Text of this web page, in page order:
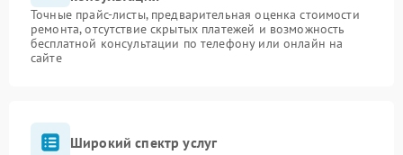
Точные прайс-листы, предварительная оценка стоимости
ремонта, отсутствие скрытых платежей и возможность
бесплатной консультации по телефону или онлайн на
сайте
Широкий спектр услуг